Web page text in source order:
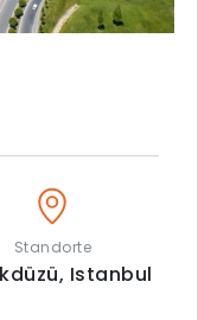
Standorte
Istanbul